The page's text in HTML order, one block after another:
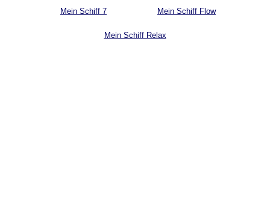
Mein Schiff 7 Mein Schiff Flow
Mein Schiff Relax